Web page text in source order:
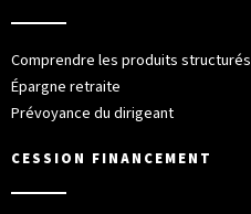
Comprendre les produits structurés
Épargne retraite
Prévoyance du dirigeant
CESSION FINANCEMENT